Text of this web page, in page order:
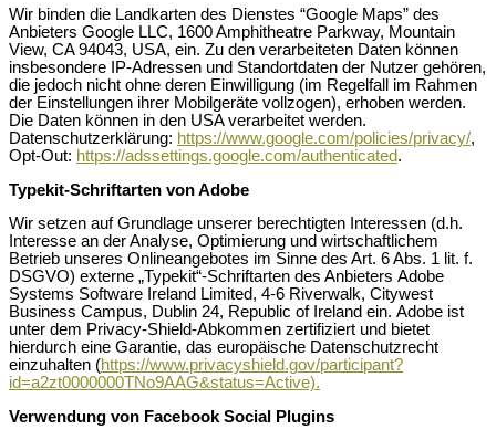
Wir binden die Landkarten des Dienstes “Google Maps” des
Anbieters Google LLC, 1600 Amphitheatre Parkway, Mountain
View, CA 94043, USA, ein. Zu den verarbeiteten Daten können
insbesondere IP-Adressen und Standortdaten der Nutzer gehören,
die jedoch nicht ohne deren Einwilligung (im Regelfall im Rahmen
der Einstellungen ihrer Mobilgeräte vollzogen), erhoben werden.
Die Daten können in den USA verarbeitet werden.
Datenschutzerklärung: https://www.google.com/policies/privacy/,
Opt-Out: https://adssettings.google.com/authenticated.
Typekit-Schriftarten von Adobe
Wir setzen auf Grundlage unserer berechtigten Interessen (d.h.
Interesse an der Analyse, Optimierung und wirtschaftlichem
Betrieb unseres Onlineangebotes im Sinne des Art. 6 Abs. 1 lit. f.
DSGVO) externe „Typekit“-Schriftarten des Anbieters Adobe
Systems Software Ireland Limited, 4-6 Riverwalk, Citywest
Business Campus, Dublin 24, Republic of Ireland ein. Adobe ist
unter dem Privacy-Shield-Abkommen zertifiziert und bietet
hierdurch eine Garantie, das europäische Datenschutzrecht
einzuhalten (https://www.privacyshield.gov/participant?
id=a2zt0000000TNo9AAG&status=Active).
Verwendung von Facebook Social Plugins